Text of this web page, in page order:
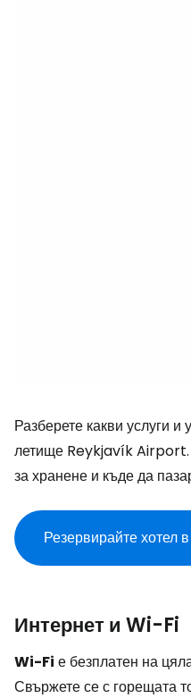
Разберете какви услуги и
летище Reykjavík
за хранене и къде да
Резервирайте хотел
Интернет и Wi-Fi
Wi-Fi е безплатен на
Свържете се с горещата